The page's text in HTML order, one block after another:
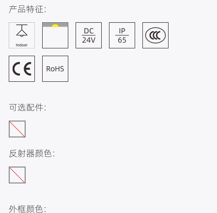
产品特征:
可选配件:
反射器颜色:
外框颜色: